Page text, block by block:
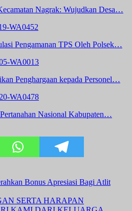
Nagrak: Wujudkan Desa…
Pengamanan TPS Oleh Polsek…
Penghargaan kepada Personel…
Nasional Kabupaten…
Bonus Apresiasi Bagi Atlit
SERTA HARAPAN